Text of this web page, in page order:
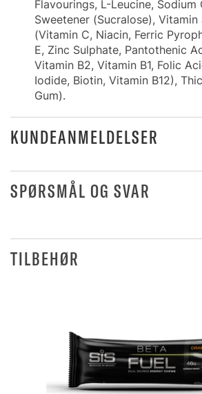
Flavourings, L-Leucine, Sodium
Sweetener (Sucralose), Vitamin
(Vitamin C, Niacin, Ferric
E, Zinc Sulphate, Pantothenic
Vitamin B2, Vitamin B1, Folic
Iodide, Biotin, Vitamin B12),
Gum).
KUNDEANMELDELSER
SPØRSMÅL OG SVAR
TILBEHØR